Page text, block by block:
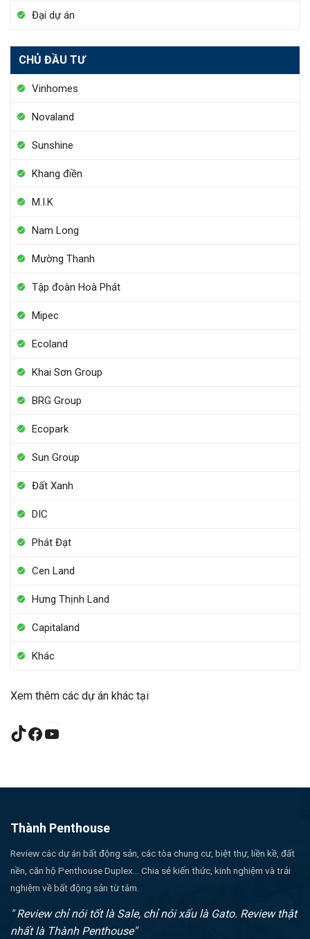
Đại dự án
CHỦ ĐẦU TƯ
Vinhomes
Novaland
Sunshine
Khang điền
M.I.K
Nam Long
Mường Thanh
Tập đoàn Hoà Phát
Mipec
Ecoland
Khai Sơn Group
BRG Group
Ecopark
Sun Group
Đất Xanh
DIC
Phát Đạt
Cen Land
Hưng Thịnh Land
Capitaland
Khác
Xem thêm các dự án khác tại
TikTok
Facebook
Thành Penthouse
Review các dự án bất động sản, các tòa chung cư, biệt thự, liền kề, đất
nền, căn hộ Penthouse Duplex... Chia sẻ kiến thức, kinh nghiệm và trải
nghiệm về bất động sản từ tâm.
" Review chỉ nói tốt là Sale, chỉ nói xấu là Gato. Review thật
nhất là Thành Penthouse"